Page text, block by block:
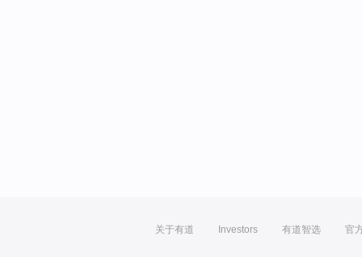
关于有道 Investors 有道智选 官